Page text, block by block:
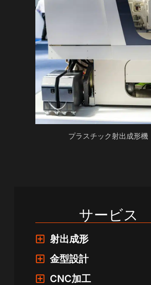
プラスチック射出成形機
サービス
射出成形
金型設計
CNC加工